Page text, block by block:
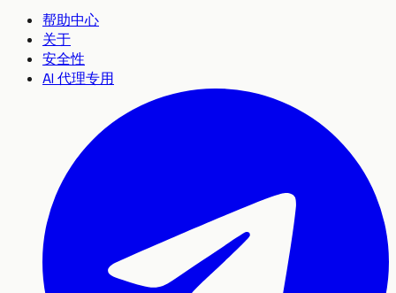
帮助中心
关于
安全性
AI 代理专用